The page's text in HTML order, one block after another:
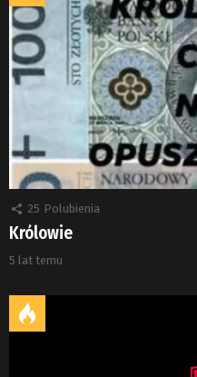
25 Polubienia
Królowie
5 lat temu